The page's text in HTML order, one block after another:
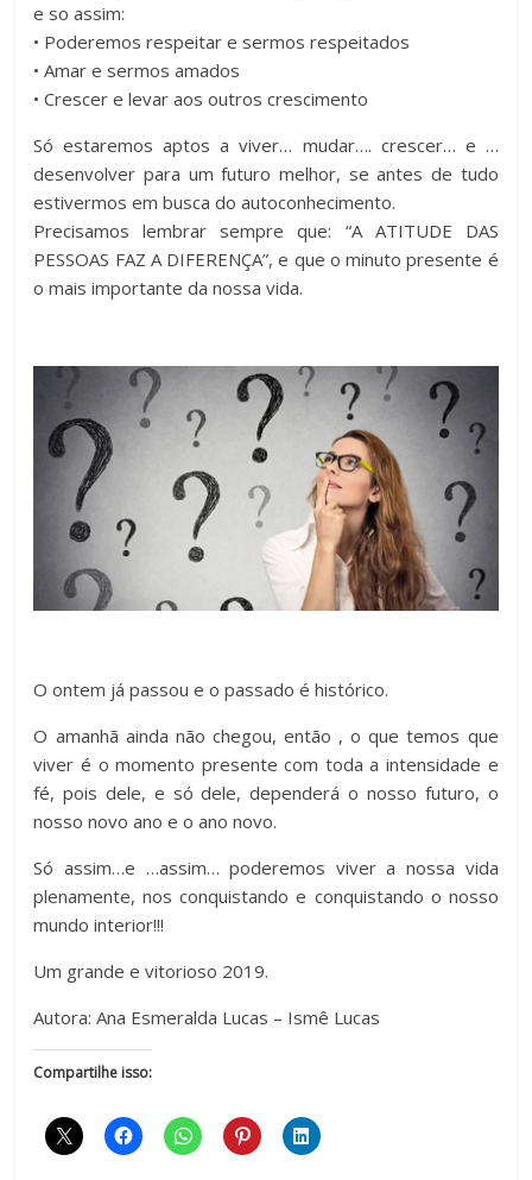
e so assim:
• Poderemos respeitar e sermos respeitados
• Amar e sermos amados
• Crescer e levar aos outros crescimento
Só estaremos aptos a viver… mudar…. crescer… e …
desenvolver para um futuro melhor, se antes de tudo
estivermos em busca do autoconhecimento.
Precisamos lembrar sempre que: “A ATITUDE DAS
PESSOAS FAZ A DIFERENÇA”, e que o minuto presente é
o mais importante da nossa vida.
O ontem já passou e o passado é histórico.
O amanhã ainda não chegou, então , o que temos que
viver é o momento presente com toda a intensidade e
fé, pois dele, e só dele, dependerá o nosso futuro, o
nosso novo ano e o ano novo.
Só assim…e …assim… poderemos viver a nossa vida
plenamente, nos conquistando e conquistando o nosso
mundo interior!!!
Um grande e vitorioso 2019.
Autora: Ana Esmeralda Lucas – Ismê Lucas
Compartilhe isso: